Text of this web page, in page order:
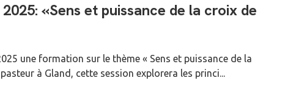
«Sens et puissance de la croix de
une formation sur le thème « Sens et puissance de la
à Gland, cette session explorera les princi...